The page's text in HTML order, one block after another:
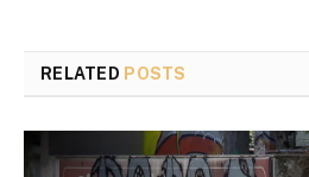
RELATED POSTS